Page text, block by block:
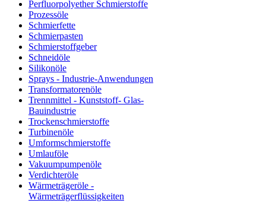
Perfluorpolyether Schmierstoffe
Prozessöle
Schmierfette
Schmierpasten
Schmierstoffgeber
Schneidöle
Silikonöle
Sprays - Industrie-Anwendungen
Transformatorenöle
Trennmittel - Kunststoff- Glas-
Bauindustrie
Trockenschmierstoffe
Turbinenöle
Umformschmierstoffe
Umlauföle
Vakuumpumpenöle
Verdichteröle
Wärmeträgeröle -
Wärmeträgerflüssigkeiten